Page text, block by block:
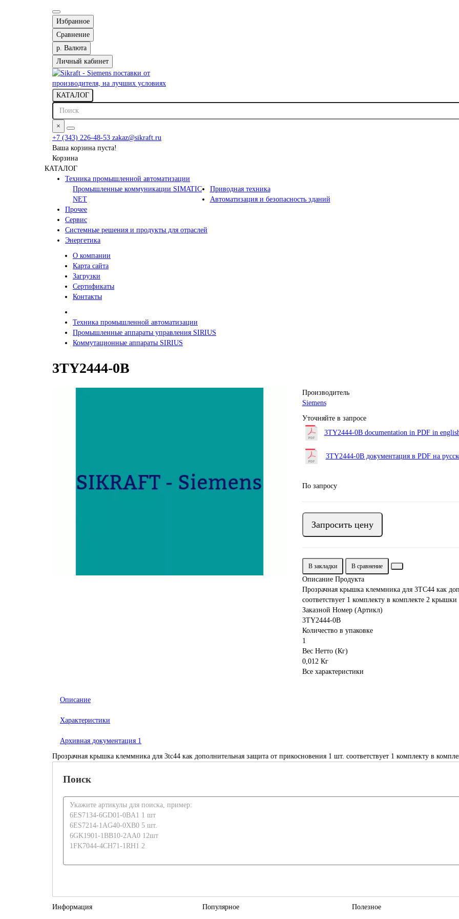
Избранное
Сравнение
р. Валюта
Личный кабинет
КАТАЛОГ
×
+7 (343) 226-48-53 zakaz@sikraft.ru
Ваша корзина пуста!
Корзина
КАТАЛОГ
Техника промышленной автоматизации
Промышленные коммуникации SIMATIC
NET
Приводная техника
Автоматизация и безопасность зданий
Прочее
Сервис
Системные решения и продукты для отраслей
Энергетика
О компании
Карта сайта
Загрузки
Сертификаты
Контакты
Техника промышленной автоматизации
Промышленные аппараты управления SIRIUS
Коммутационные аппараты SIRIUS
3TY2444-0B
Производитель
Siemens
Уточняйте в запросе
3TY2444-0B documentation in PDF in
3TY2444-0B документация в PDF на
По запросу
Запросить цену
В закладки В сравнение
Описание Продукта
Прозрачная крышка клеммника для 3TC44 как
соответствует 1 комплекту в комплекте 2
Заказной Номер (Артикл)
3TY2444-0B
Количество в упаковке
1
Вес Нетто (Кг)
0,012 Кг
Все характеристики
Описание
Характеристики
Архивная документация 1
Прозрачная крышка клеммника для 3tc44 как дополнительная защита от прикосновения 1 шт. соответствует 1 комплекту в
Поиск
Информация Популярное Полезное